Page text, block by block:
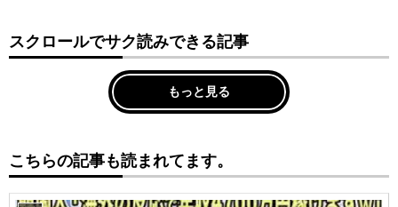
スクロールでサク読みできる記事
もっと見る
こちらの記事も読まれてます。